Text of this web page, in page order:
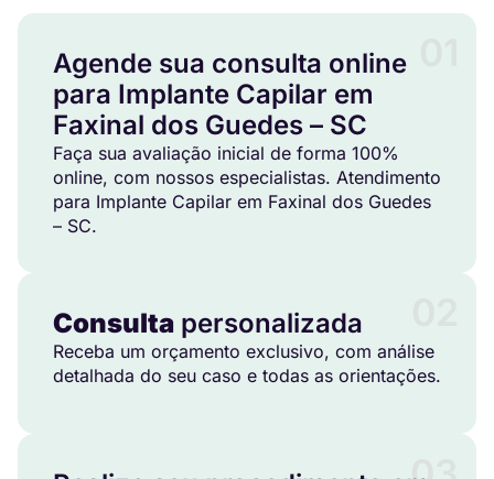
Agende sua consulta online
para Implante Capilar em
Faxinal dos Guedes – SC
Faça sua avaliação inicial de forma 100%
online, com nossos especialistas. Atendimento
para Implante Capilar em Faxinal dos Guedes
– SC.
Consulta personalizada
Receba um orçamento exclusivo, com análise
detalhada do seu caso e todas as orientações.